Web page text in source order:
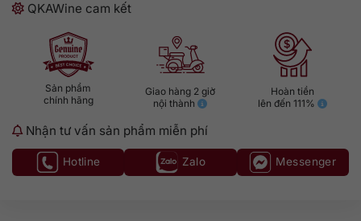
QKAWine cam kết
Sản phẩm
chính hãng
Giao hàng 2 giờ
nội thành
Hoàn tiền
lên đến 111%
Nhận tư vấn sản phẩm miễn phí
Hotline Zalo Messenger